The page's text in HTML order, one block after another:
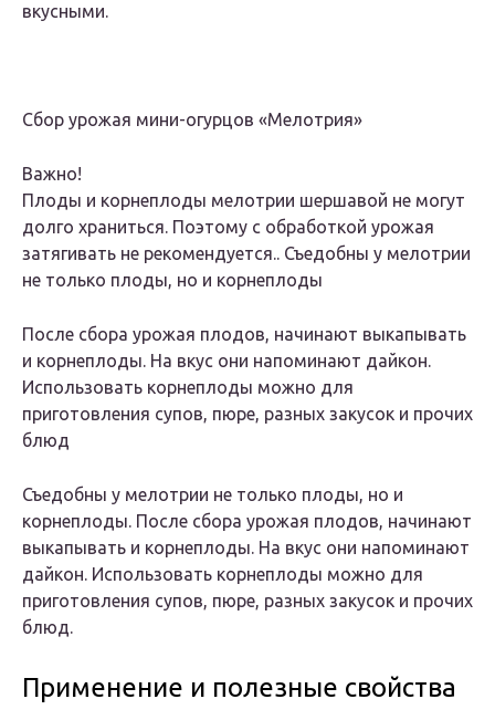
вкусными.
Сбор урожая мини-огурцов «Мелотрия»
Важно!
Плоды и корнеплоды мелотрии шершавой не могут
долго храниться. Поэтому с обработкой урожая
затягивать не рекомендуется.. Съедобны у мелотрии
не только плоды, но и корнеплоды
После сбора урожая плодов, начинают выкапывать
и корнеплоды. На вкус они напоминают дайкон.
Использовать корнеплоды можно для
приготовления супов, пюре, разных закусок и прочих
блюд
Съедобны у мелотрии не только плоды, но и
корнеплоды. После сбора урожая плодов, начинают
выкапывать и корнеплоды. На вкус они напоминают
дайкон. Использовать корнеплоды можно для
приготовления супов, пюре, разных закусок и прочих
блюд.
Применение и полезные свойства